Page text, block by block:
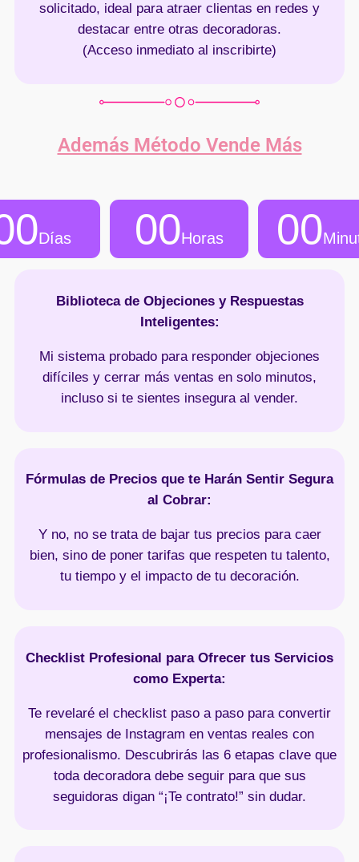
solicitado, ideal para atraer clientas en redes y
destacar entre otras decoradoras.
(Acceso inmediato al inscribirte)
Además Método Vende Más
Días 00Horas 00
Biblioteca de Objeciones y Respuestas
Inteligentes:
Mi sistema probado para responder objeciones
difíciles y cerrar más ventas en solo minutos,
incluso si te sientes insegura al vender.
Fórmulas de Precios que te Harán Sentir Segura
al Cobrar:
Y no, no se trata de bajar tus precios para caer
bien, sino de poner tarifas que respeten tu talento,
tu tiempo y el impacto de tu decoración.
Checklist Profesional para Ofrecer tus Servicios
como Experta:
Te revelaré el checklist paso a paso para convertir
mensajes de Instagram en ventas reales con
profesionalismo. Descubrirás las 6 etapas clave que
toda decoradora debe seguir para que sus
seguidoras digan “¡Te contrato!” sin dudar.